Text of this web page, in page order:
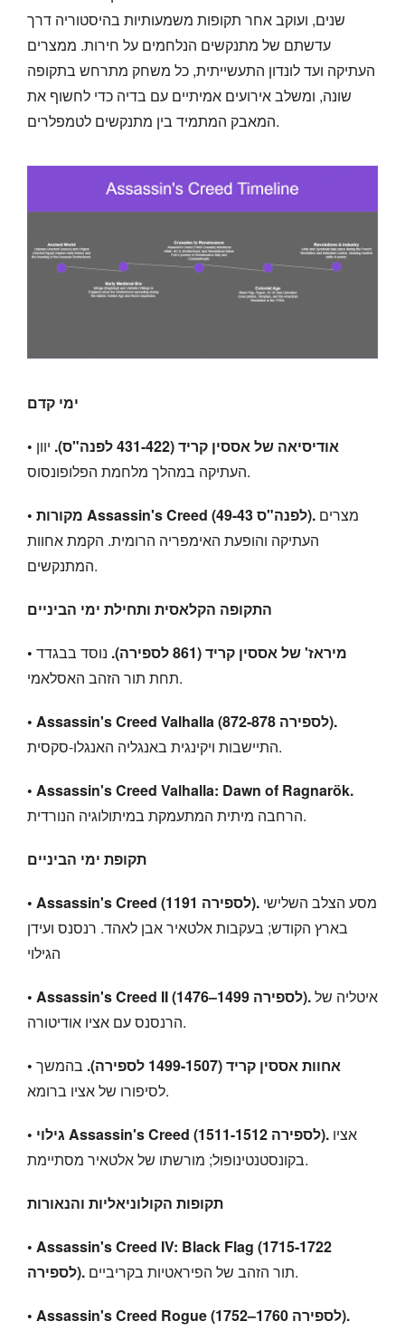
שנים, ועוקב אחר תקופות משמעותיות בהיסטוריה דרך
עדשתם של מתנקשים הנלחמים על חירות. ממצרים
העתיקה ועד לונדון התעשייתית, כל משחק מתרחש בתקופה
שונה, ומשלב אירועים אמיתיים עם בדיה כדי לחשוף את
המאבק המתמיד בין מתנקשים לטמפלרים.
ימי קדם
• אודיסיאה של אססין קריד (431-422 לפנה"ס).
יוון
העתיקה במהלך מלחמת הפלופונסוס.
• מקורות Assassin's Creed (49-43 לפנה"ס).
העתיקה והופעת האימפריה הרומית. הקמת אחוות
המתנקשים.
התקופה הקלאסית ותחילת ימי הביניים
• מיראז' של אססין קריד (861 לספירה).
נוסד בבגדד
תחת תור הזהב האסלאמי.
• Assassin's Creed Valhalla (872-878 לספירה).
התיישבות ויקינגית באנגליה האנגלו-סקסית.
• Assassin's Creed Valhalla: Dawn of Ragnarök.
הרחבה מיתית המתעמקת במיתולוגיה הנורדית.
תקופת ימי הביניים
• Assassin's Creed (1191 לספירה).
בארץ הקודש; בעקבות אלטאיר אבן לאהד. רנסנס ועידן
הגילוי
• Assassin's Creed II (1476–1499 לספירה).איטליה של
הרנסנס עם אציו אודיטורה.
• אחוות אססין קריד (1499-1507 לספירה).
בהמשך
לסיפורו של אציו ברומא.
• גילוי Assassin's Creed (1511-1512 לספירה).
בקונסטנטינופול; מורשתו של אלטאיר מסתיימת.
תקופות הקולוניאליות והנאורות
• Assassin's Creed IV: Black Flag (1715-1722
לספירה).
תור הזהב של הפיראטיות בקריביים.
• Assassin's Creed Rogue (1752–1760 לספירה).